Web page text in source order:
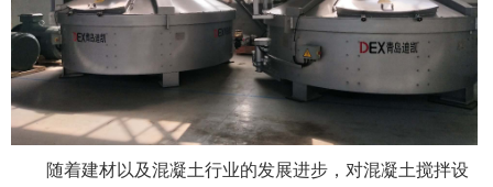
随着建材以及混凝土行业的发展进步，对混凝土搅拌设